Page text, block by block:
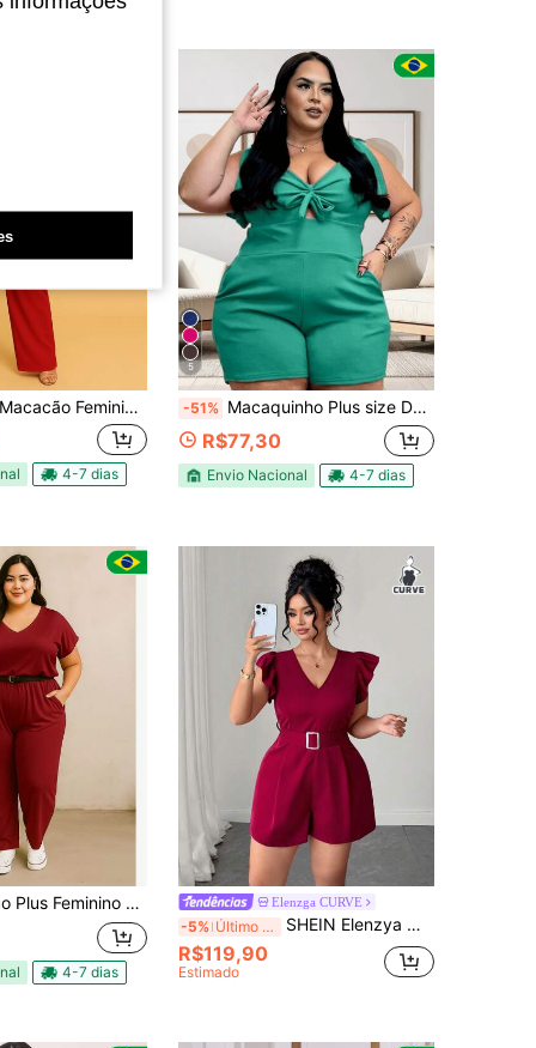
Macacão Feminino Regata Plus Size Canelado e Elastano Decote em V Liso Calça Pantalona Moda Casual Chique Moderna
4-7 dias
5
-51% Macaquinho Plus size Decote em V Bolsos Casual Soltinho Elegante Feminino Estica Modela Festa Social Outono Inverno São João Namorados
R$77,30
Envio Nacional 4-7 dias
pantalona forrado casual com manga curta
4-7 dias
Elenzga CURVE
-5% Último dia SHEIN Elenzya Macacão Elegante e Ajustado para Mulheres Plus Size para Uso Diário
R$119,90
Estimado